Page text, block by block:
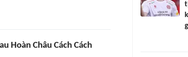
Hoàn Châu Cách Cách